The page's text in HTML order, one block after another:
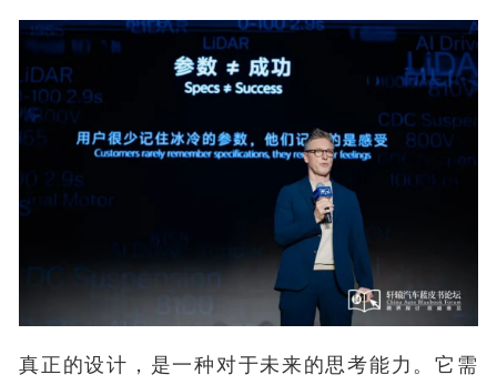
真正的设计，是一种对于未来的思考能力。它需